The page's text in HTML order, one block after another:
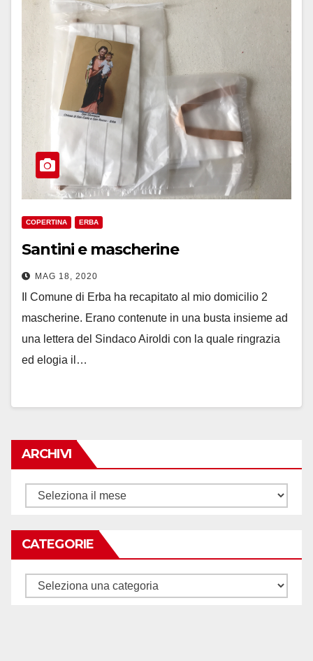
COPERTINA ERBA
Santini e mascherine
MAG 18, 2020
Il Comune di Erba ha recapitato al mio domicilio 2
mascherine. Erano contenute in una busta insieme ad
una lettera del Sindaco Airoldi con la quale ringrazia
ed elogia il…
ARCHIVI
Archivi
CATEGORIE
Categorie